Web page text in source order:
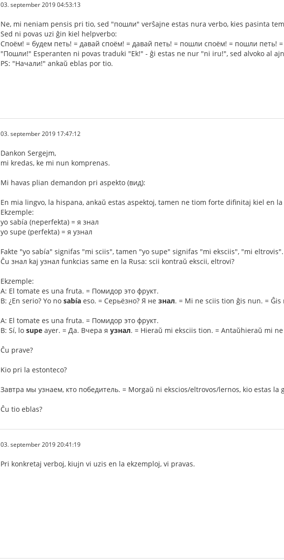
03. september 2019 04:53:13
Ne, mi neniam pensis pri tio, sed "пошли" verŝajne estas nura verbo, kies pasinta
Sed ni povas uzi ĝin kiel helpverbo:
Споём! = будем петь! = давай споём! = давай петь! = пошли споём! = пошли петь!
"Пошли!" Esperanten ni povas traduki "Ek!" - ĝi estas ne nur "ni iru!", sed alvoko al
PS: "Начали!" ankaŭ eblas por tio.
03. september 2019 17:47:12
Dankon Sergejm,
mi kredas, ke mi nun komprenas.
Mi havas plian demandon pri aspekto (вид):
En mia lingvo, la hispana, ankaŭ estas aspektoj, tamen ne tiom forte difinitaj kiel en
Ekzemple:
yo sabía (neperfekta) = я знал
yo supe (perfekta) = я узнал
Fakte "yo sabía" signifas "mi sciis", tamen "yo supe" signifas "mi eksciis", "mi eltrovis".
Ĉu знал kaj узнал funkcias same en la Rusa: scii kontraŭ ekscii, eltrovi?
Ekzemple:
A: El tomate es una fruta. = Помидор это фрукт.
B: ¿En serio? Yo no sabía eso. = Серьёзно? Я не знал. = Mi ne sciis tion ĝis nun. =
A: El tomate es una fruta. = Помидор это фрукт.
B: Sí, lo supe ayer. = Да. Вчера я узнал. = Hieraŭ mi eksciis tion. = Antaŭhieraŭ mi
Ĉu prave?
Kio pri la estonteco?
Завтра мы узнаем, кто победитель. = Morgaŭ ni ekscios/eltrovos/lernos, kio estas la
Ĉu tio eblas?
03. september 2019 20:41:19
Pri konkretaj verboj, kiujn vi uzis en la ekzemploj, vi pravas.